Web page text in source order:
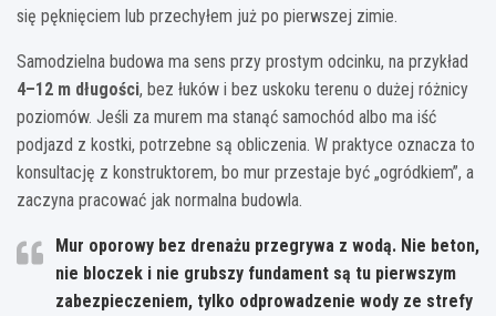
się pęknięciem lub przechyłem już po pierwszej zimie.
Samodzielna budowa ma sens przy prostym odcinku, na przykład
4–12 m długości, bez łuków i bez uskoku terenu o dużej różnicy
poziomów. Jeśli za murem ma stanąć samochód albo ma iść
podjazd z kostki, potrzebne są obliczenia. W praktyce oznacza to
konsultację z konstruktorem, bo mur przestaje być „ogródkiem”, a
zaczyna pracować jak normalna budowla.
Mur oporowy bez drenażu przegrywa z wodą. Nie beton,
nie bloczek i nie grubszy fundament są tu pierwszym
zabezpieczeniem, tylko odprowadzenie wody ze strefy